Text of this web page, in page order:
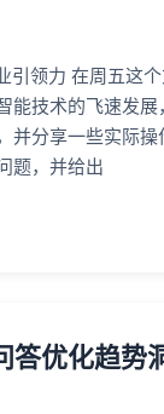
引领力 在周五这
能技术的飞速发
并分享一些实际
题，并给出
答优化趋势